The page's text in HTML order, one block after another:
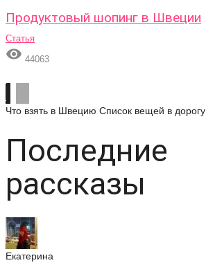
Продуктовый шопинг в Швеции
Статья
 44063
Что взять в Швецию Список вещей в дорогу
Последние
рассказы
Екатерина